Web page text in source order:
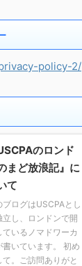
policy-2/
のロンド
まど放浪記』に
て
ブログはUSCPAとし
立し、ロンドンで開
ているノマドワーカ
書いています。 初め
て。ご訪問ありがと